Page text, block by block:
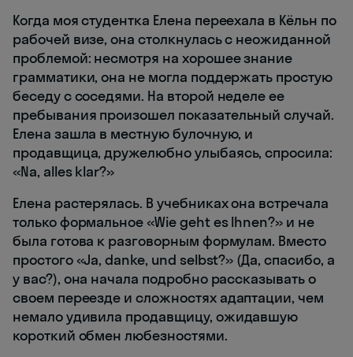
Когда моя студентка Елена переехала в Кёльн по
рабочей визе, она столкнулась с неожиданной
проблемой: несмотря на хорошее знание
грамматики, она не могла поддержать простую
беседу с соседями. На второй неделе ее
пребывания произошел показательный случай.
Елена зашла в местную булочную, и
продавщица, дружелюбно улыбаясь, спросила:
«Na, alles klar?»
Елена растерялась. В учебниках она встречала
только формальное «Wie geht es Ihnen?» и не
была готова к разговорным формулам. Вместо
простого «Ja, danke, und selbst?» (Да, спасибо, а
у вас?), она начала подробно рассказывать о
своем переезде и сложностях адаптации, чем
немало удивила продавщицу, ожидавшую
короткий обмен любезностями.